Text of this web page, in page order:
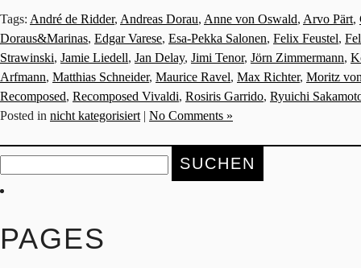
Tags: André de Ridder, Andreas Dorau, Anne von Oswald, Arvo Pärt,
Doraus&Marinas, Edgar Varese, Esa-Pekka Salonen, Felix Feustel,
Strawinski, Jamie Liedell, Jan Delay, Jimi Tenor, Jörn Zimmermann,
Arfmann, Matthias Schneider, Maurice Ravel, Max Richter, Moritz
Recomposed, Recomposed Vivaldi, Rosiris Garrido, Ryuichi
Posted in nicht kategorisiert| No Comments »
Suche
nach:
PAGES